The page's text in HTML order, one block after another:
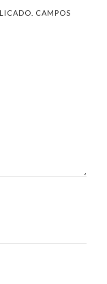
CAMPOS